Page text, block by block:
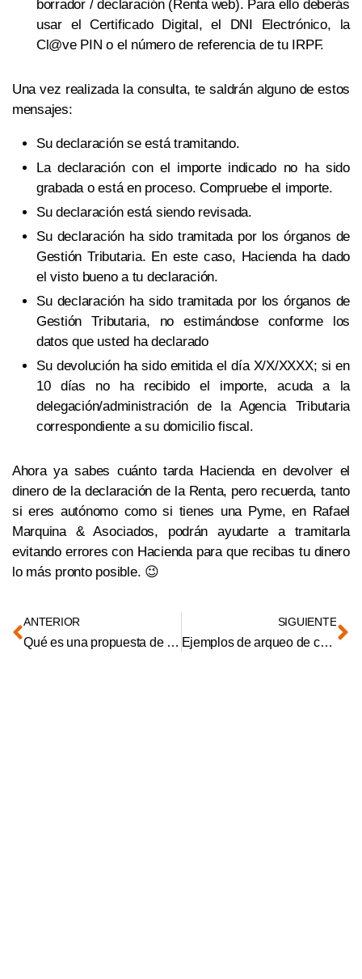
borrador / declaración (Renta web). Para ello deberás
usar el Certificado Digital, el DNI Electrónico, la
Cl@ve PIN o el número de referencia de tu IRPF.
Una vez realizada la consulta, te saldrán alguno de estos
mensajes:
Su declaración se está tramitando.
La declaración con el importe indicado no ha sido
grabada o está en proceso. Compruebe el importe.
Su declaración está siendo revisada.
Su declaración ha sido tramitada por los órganos de
Gestión Tributaria. En este caso, Hacienda ha dado
el visto bueno a tu declaración.
Su declaración ha sido tramitada por los órganos de
Gestión Tributaria, no estimándose conforme los
datos que usted ha declarado
Su devolución ha sido emitida el día X/X/XXXX; si en
10 días no ha recibido el importe, acuda a la
delegación/administración de la Agencia Tributaria
correspondiente a su domicilio fiscal.
Ahora ya sabes cuánto tarda Hacienda en devolver el
dinero de la declaración de la Renta, pero recuerda, tanto
si eres autónomo como si tienes una Pyme, en Rafael
Marquina & Asociados, podrán ayudarte a tramitarla
evitando errores con Hacienda para que recibas tu dinero
lo más pronto posible. 😉
ANTERIOR
Qué es una propuesta de valor de una empresa | 5 ejemplos
SIGUIENTE
Ejemplos de arqueo de caja y cómo se contabiliza